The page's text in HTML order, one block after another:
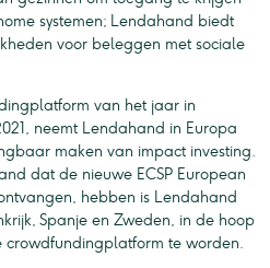
systemen; Lendahand biedt
voor beleggen met sociale
van het jaar in
neemt Lendahand in Europa
maken van impact investing.
dat de nieuwe ECSP European
hebben is Lendahand
Spanje en Zweden, in de hoop
crowdfundingplatform te worden.